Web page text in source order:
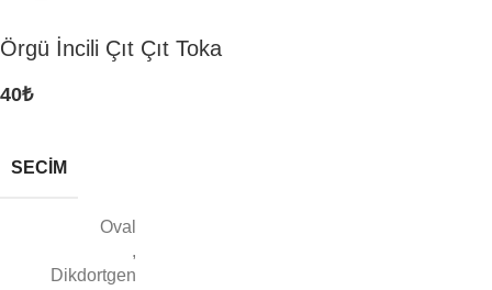
Örgü İncili Çıt Çıt Toka
40₺
SECIM
Oval
,
Dikdortgen